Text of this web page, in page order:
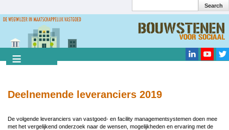
naar
gaan
Search
Deelnemende leveranciers 2019
De volgende leveranciers van vastgoed- en facility managementsystemen doen mee
met het vergelijkend onderzoek naar de wensen, mogelijkheden en ervaring met de